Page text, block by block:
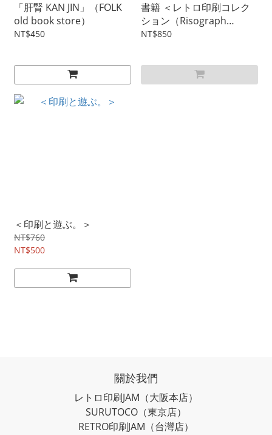
「肝腎 KAN JIN」（FOLK
old book store）
NT$450
書籍 ＜レトロ印刷コレク
ション（Risograph
Printing Collection）＞
NT$850
＜印刷と遊ぶ。＞
NT$760
NT$500
關於我們
レトロ印刷JAM （大阪本店）
SURUTOCO （東京店）
RETRO印刷JAM （台灣店）